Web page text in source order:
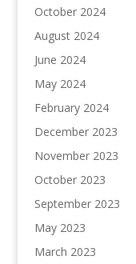
October 2024
August 2024
June 2024
May 2024
February 2024
December 2023
November 2023
October 2023
September 2023
May 2023
March 2023